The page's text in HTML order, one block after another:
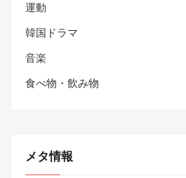
運動
韓国ドラマ
音楽
食べ物・飲み物
メタ情報